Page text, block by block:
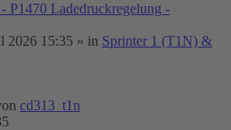
P1470 Ladedruckregelung -
2026 15:35 » in Sprinter 1 (T1N) &
cd313_t1n